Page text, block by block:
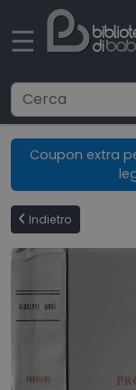
☰
Ricerca
CONDIZIONI DI
CONTATTI
Coupon extra
Indietro